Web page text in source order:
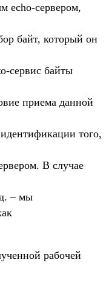
echo-сервером,
байт, который он
сервис байты
приема данной
того,
В случае
– мы
рабочей